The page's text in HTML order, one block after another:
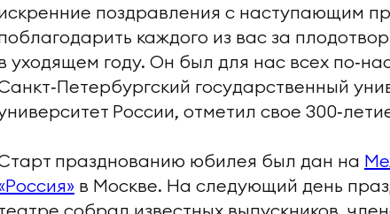
поздравления с наступающим
каждого из вас за
уходящем году. Он был для нас всех
государственный
России, отметил свое
празднованию юбилея был дан на
в Москве. На следующий день